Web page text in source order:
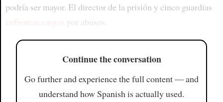
podría ser mayor. El director de la prisión y cinco guardias
enfrentan cargos
por abusos.
Continue the conversation
Go further and experience the full content — and
understand how Spanish is actually used.